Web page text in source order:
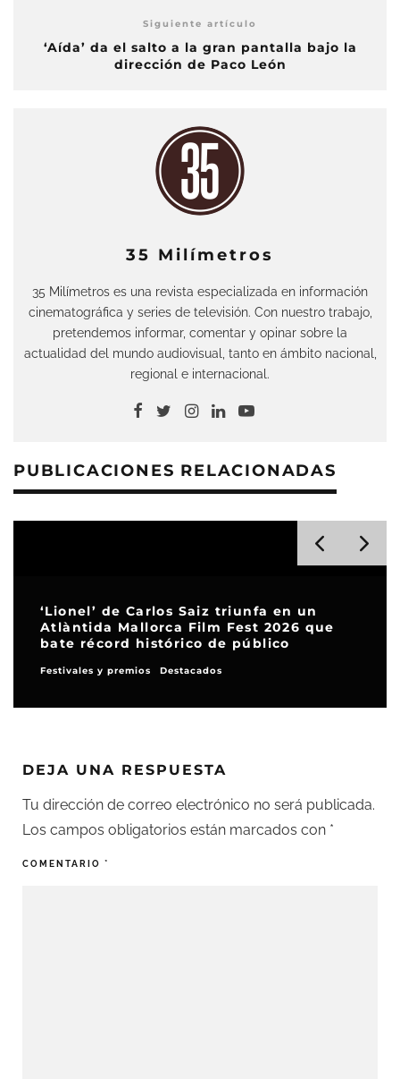
Siguiente artículo
‘Aída’ da el salto a la gran pantalla bajo la
dirección de Paco León
35 Milímetros
35 Milímetros es una revista especializada en información
cinematográfica y series de televisión. Con nuestro trabajo,
pretendemos informar, comentar y opinar sobre la
actualidad del mundo audiovisual, tanto en ámbito nacional,
regional e internacional.
PUBLICACIONES RELACIONADAS
‘Lionel’ de Carlos Saiz triunfa en un
Atlàntida Mallorca Film Fest 2026 que
bate récord histórico de público
Festivales y premios Destacados
DEJA UNA RESPUESTA
Tu dirección de correo electrónico no será publicada.
Los campos obligatorios están marcados con *
COMENTARIO *